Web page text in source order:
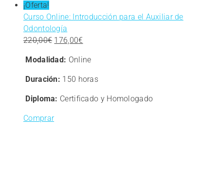
¡Oferta!
Curso Online: Introducción para el Auxiliar de
Odontología
220,00€ El
original
era:
176,00€
actual
Modalidad: Online
Duración: 150 horas
Diploma: Certificado y Homologado
Comprar